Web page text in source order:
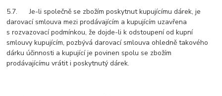
5.7. Je-li společně se zbožím poskytnut kupujícímu dárek, je
darovací smlouva mezi prodávajícím a kupujícím uzavřena
s rozvazovací podmínkou, že dojde-li k odstoupení od kupní
smlouvy kupujícím, pozbývá darovací smlouva ohledně takového
dárku účinnosti a kupující je povinen spolu se zbožím
prodávajícímu vrátit i poskytnutý dárek.